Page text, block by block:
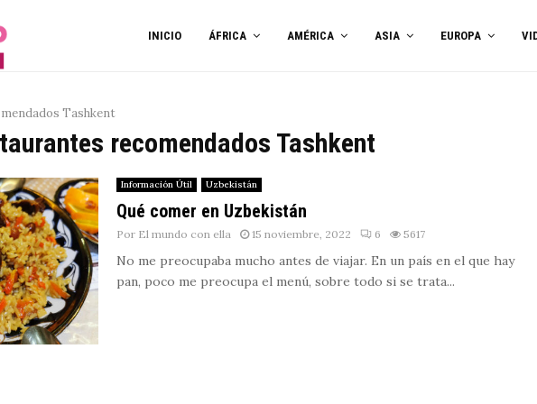
INICIO ÁFRICA AMÉRICA ASIA EUROPA
Tashkent
recomendados Tashkent
Información Útil Uzbekistán
Qué comer en Uzbekistán
Por El mundo con ella 15 noviembre, 2022 6 5617
No me preocupaba mucho antes de viajar. En un país en el que hay
pan, poco me preocupa el menú, sobre todo si se trata...